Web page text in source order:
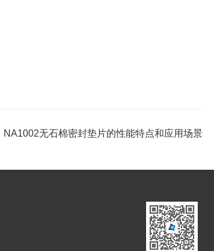
NA1002无石棉密封垫片的性能特点和应用场景